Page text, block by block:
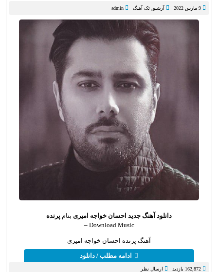
9 مارس 2022 آرشیو, تک آهنگ admin
دانلود آهنگ جدید احسان خواجه امیری بنام پرنده
Download Music –
آهنگ پرنده احسان خواجه امیری
ادامه مطلب / دانلود
162,872 بازدید ارسال نظر